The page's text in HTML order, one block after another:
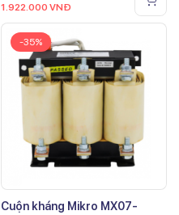
1.922.000 VNĐ
-35%
Cuộn kháng Mikro MX07-